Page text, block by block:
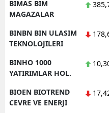
BIMAS BIM
MAGAZALAR
BINBN BIN ULASIM
TEKNOLOJILERI
BINHO 1000
YATIRIMLAR HOL.
BIOEN BIOTREND
CEVRE VE ENERJI